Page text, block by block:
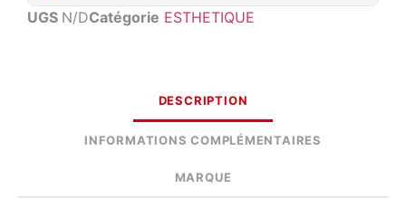
UGS N/DCatégorie ESTHETIQUE
DESCRIPTION
INFORMATIONS COMPLÉMENTAIRES
MARQUE